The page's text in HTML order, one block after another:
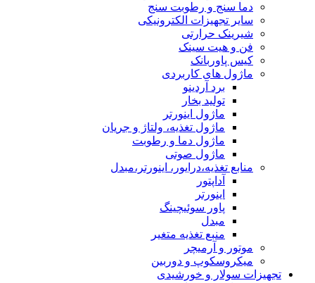
دما سنج و رطوبت سنج
سایر تجهیزات الکترونیکی
شیرینک حرارتی
فن و هیت سینک
کیس پاوربانک
ماژول های کاربردی
برد آردینو
تولید بخار
ماژول اینورتر
ماژول تغذیه، ولتاژ و جریان
ماژول دما و رطوبت
ماژول صوتی
منابع تغذیه،درایور، اینورتر،مبدل
آداپتور
اینورتر
پاور سوئیچینگ
مبدل
منبع تغذیه متغیر
موتور و آرمیچر
میکروسکوپ و دوربین
تجهیزات سولار و خورشیدی